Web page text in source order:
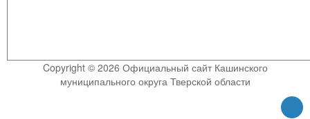
Copyright © 2026 Официальный сайт Кашинского
муниципального округа Тверской области